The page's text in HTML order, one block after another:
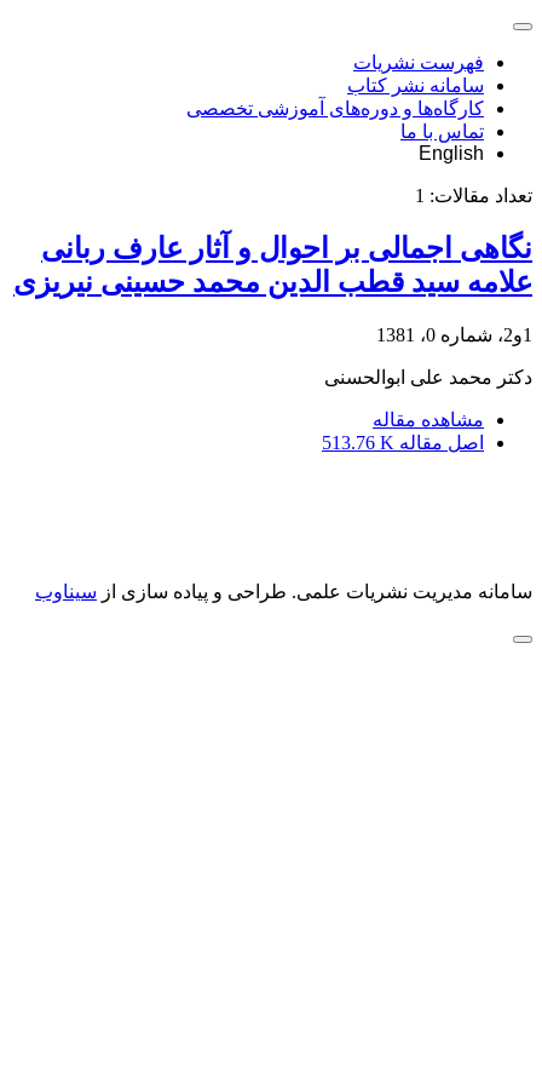
فهرست نشریات
سامانه نشر کتاب
کارگاه‌ها و دوره‌های آموزشی تخصصی
تماس با ما
English
تعداد مقالات: 1
نگاهی اجمالی بر احوال و آثار عارف ربانی
علامه سید قطب الدین محمد حسینی نیریزی
1و2، شماره 0، 1381
دکتر محمد علی ابوالحسنی
مشاهده مقاله
اصل مقاله 513.76 K
سامانه مدیریت نشریات علمی. طراحی و پیاده سازی از سیناوب